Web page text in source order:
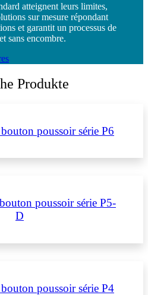
atteignent leurs limites,
sur mesure répondant
et garantit un processus de
sans encombre.
Produkte
poussoir série P6
poussoir série P5-
D
poussoir série P4